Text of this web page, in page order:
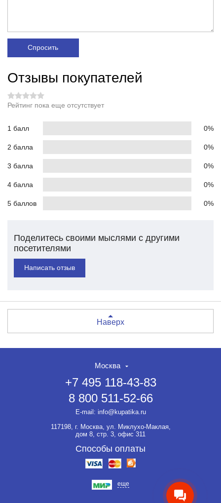
НЕТ СКИДКИ НА ТОВАР?!
ОФОРМЛЯЙТЕ ЗАКАЗ И
ВЫ ПОЛУЧИТЕ ЕЁ ДО 20%
Если товар не участвует ни в
какой акции, оформляйте
заказ и мы предоставим на
него скидку до 20%.
Спросить
Отзывы покупателей
Рейтинг пока еще отсутствует
1 балл 0%
2 балла 0%
3 балла 0%
4 балла 0%
5 баллов 0%
Поделитесь своими мыслями с другими
посетителями
Написать отзыв
Наверх
Москва
+7 495 118-43-83
8 800 511-52-66
E-mail: info@kupatika.ru
117198, г. Москва, ул. Миклухо-Маклая,
дом 8, стр. 3, офис 311
Способы оплаты
еще